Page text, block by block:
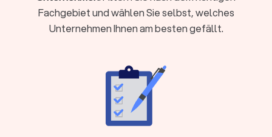
Auslandseinkünfte, Erbschaften oder Beteiligungen
Laufende Buchhaltung, Jahresabschlüsse oder
Steueroptimierung und proaktive Gestaltungsberatung
Als Faustregel gilt: Wenn die mögliche Steuerersparnis oder
Zeitersparnis die Kosten übersteigt, ist die Investition
Fachgebiet und wählen Sie selbst, welches
Unternehmen Ihnen am besten gefällt.